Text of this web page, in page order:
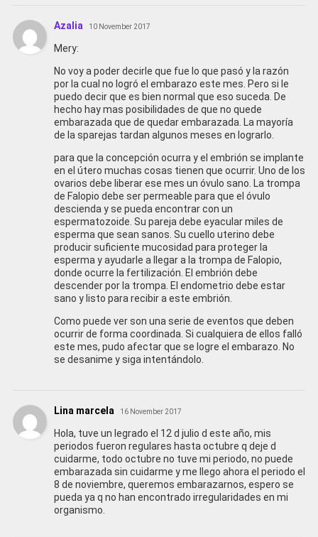
Azalia 10 November 2017
Mery:
No voy a poder decirle que fue lo que pasó y la razón
por la cual no logró el embarazo este mes. Pero si le
puedo decir que es bien normal que eso suceda. De
hecho hay mas posibilidades de que no quede
embarazada que de quedar embarazada. La mayoría
de la sparejas tardan algunos meses en lograrlo.
para que la concepción ocurra y el embrión se implante
en el útero muchas cosas tienen que ocurrir. Uno de los
ovarios debe liberar ese mes un óvulo sano. La trompa
de Falopio debe ser permeable para que el óvulo
descienda y se pueda encontrar con un
espermatozoide. Su pareja debe eyacular miles de
esperma que sean sanos. Su cuello uterino debe
producir suficiente mucosidad para proteger la
esperma y ayudarle a llegar a la trompa de Falopio,
donde ocurre la fertilización. El embrión debe
descender por la trompa. El endometrio debe estar
sano y listo para recibir a este embrión.
Como puede ver son una serie de eventos que deben
ocurrir de forma coordinada. Si cualquiera de ellos falló
este mes, pudo afectar que se logre el embarazo. No
se desanime y siga intentándolo.
Lina marcela 16 November 2017
Hola, tuve un legrado el 12 d julio d este año, mis
periodos fueron regulares hasta octubre q deje d
cuidarme, todo octubre no tuve mi periodo, no puede
embarazada sin cuidarme y me llego ahora el periodo el
8 de noviembre, queremos embarazarnos, espero se
pueda ya q no han encontrado irregularidades en mi
organismo.